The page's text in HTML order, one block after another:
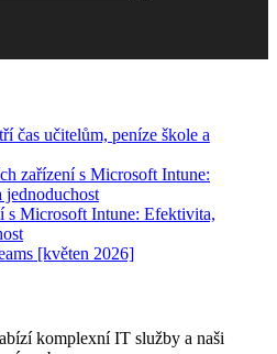
čas učitelům, peníze škole a
zařízení s Microsoft Intune:
jednoduchost
s Microsoft Intune: Efektivita,
[květen 2026]
komplexní IT služby a naši